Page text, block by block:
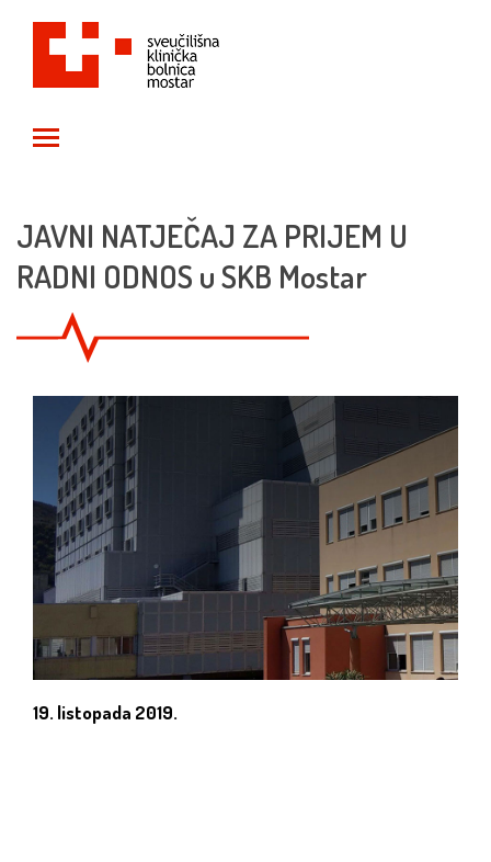
JAVNI NATJEČAJ ZA PRIJEM U
RADNI ODNOS u SKB Mostar
19. listopada 2019.